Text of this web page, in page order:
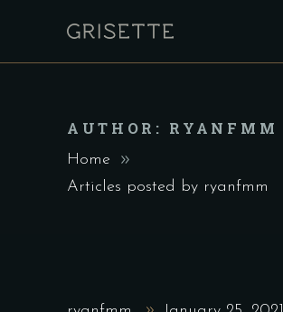
AUTHOR: RYANFMM
Home
Articles posted by ryanfmm